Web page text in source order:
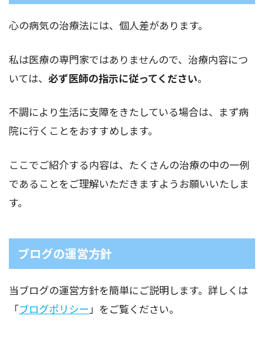
心の病気の治療法には、個人差があります。
私は医療の専門家ではありませんので、治療内容につ
いては、 必ず医師の指示に従ってください。
不調により生活に支障をきたしている場合は、まず病
院に行くことをおすすめします。
ここでご紹介する内容は、たくさんの治療の中の一例
であることをご理解いただきますようお願いいたしま
す。
ブログの運営方針
当ブログの運営方針を簡単にご説明します。詳しくは
「ブログポリシー 」をご覧ください。